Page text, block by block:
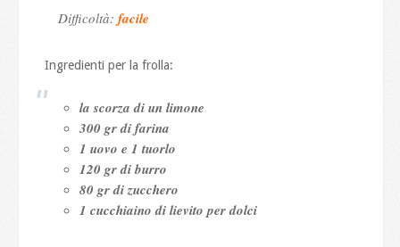
Difficoltà:facile
Ingredienti per la frolla:
la scorza di un limone
300 gr di farina
1 uovo e 1 tuorlo
120 gr di burro
80 gr di zucchero
1 cucchiaino di lievito per dolci